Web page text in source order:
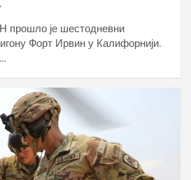
је шестодневни
Форт Ирвин у Калифорнији.